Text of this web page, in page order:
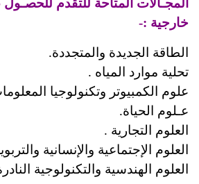
المجـالات المتاحة للتقدم
خارجية :-
الطاقة الجديدة والمتجددة.
تحلية موارد المياه .
علوم الكمبيوتر وتكنولوجيا
عـلوم الحياة.
العلوم التجارية .
العلوم الإجتماعية والإنسانية
العلوم الهندسية والتكنولوجية